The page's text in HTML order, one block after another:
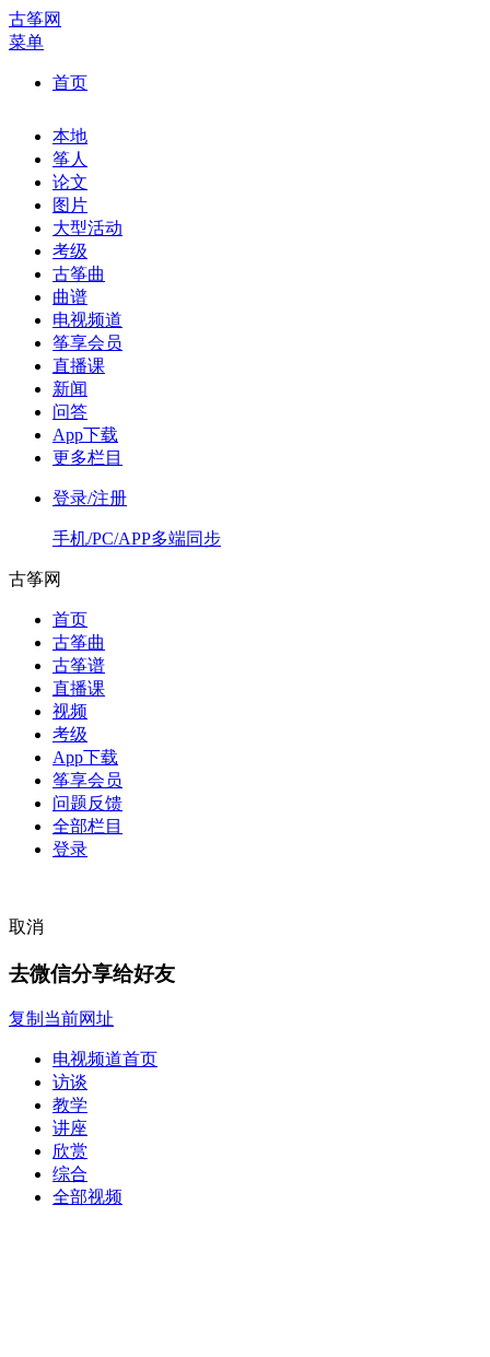
古筝网
菜单
首页
本地
筝人
论文
图片
大型活动
考级
古筝曲
曲谱
电视频道
筝享会员
直播课
新闻
问答
App下载
更多栏目
登录/注册
手机/PC/APP多端同步
古筝网
首页
古筝曲
古筝谱
直播课
视频
考级
App下载
筝享会员
问题反馈
全部栏目
登录
取消
去微信分享给好友
复制当前网址
电视频道首页
访谈
教学
讲座
欣赏
综合
全部视频